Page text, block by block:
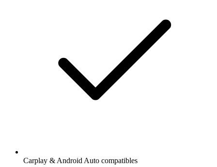
Carplay & Android Auto compatibles